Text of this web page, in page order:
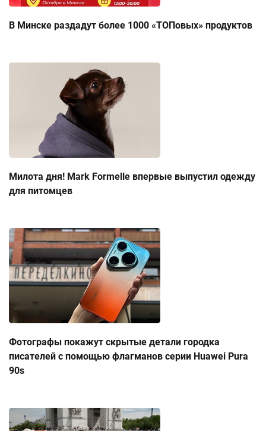
В Минске раздадут более 1000 «ТОПовых» продуктов
Милота дня! Mark Formelle впервые выпустил одежду
для питомцев
Фотографы покажут скрытые детали городка
писателей с помощью флагманов серии Huawei Pura
90s